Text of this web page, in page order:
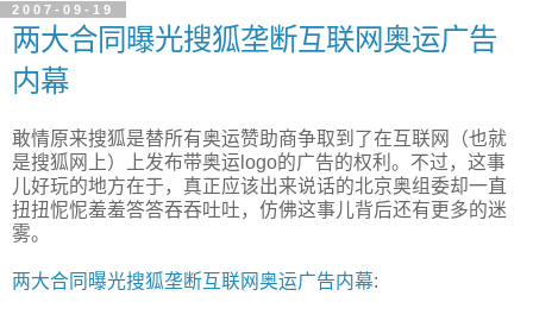
2007-09-19
两大合同曝光搜狐垄断互联网奥运广告
内幕
敢情原来搜狐是替所有奥运赞助商争取到了在互联网（也就
是搜狐网上）上发布带奥运logo的广告的权利。不过，这事
儿好玩的地方在于，真正应该出来说话的北京奥组委却一直
扭扭怩怩羞羞答答吞吞吐吐，仿佛这事儿背后还有更多的迷
雾。
两大合同曝光搜狐垄断互联网奥运广告内幕: